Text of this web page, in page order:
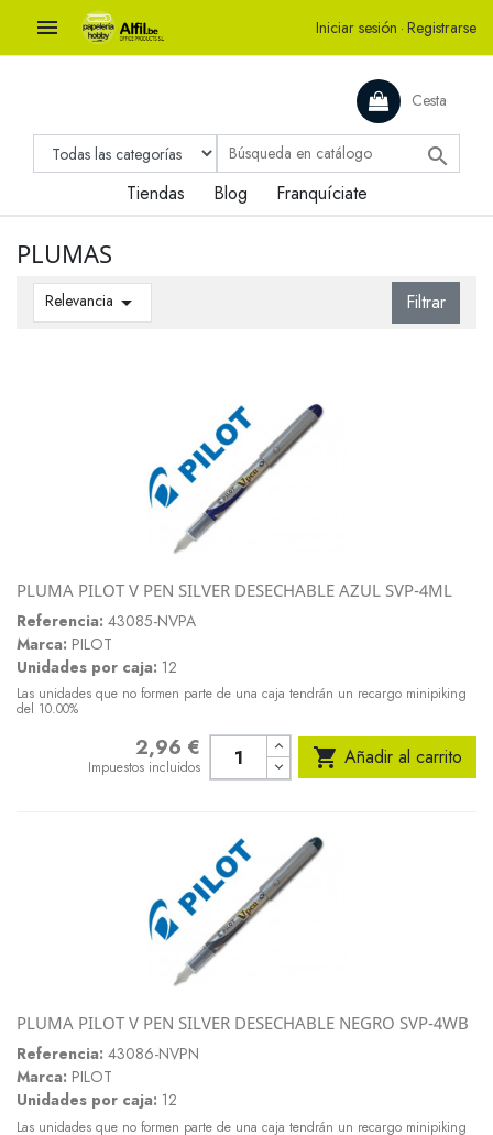
 Iniciar sesión · Registrarse
Cesta

Tiendas Blog Franquíciate
PLUMAS
Relevancia  Filtrar
PLUMA PILOT V PEN SILVER DESECHABLE AZUL SVP-4ML
Referencia: 43085-NVPA
Marca: PILOT
Unidades por caja: 12
Las unidades que no formen parte de una caja tendrán un recargo minipiking
del 10.00%
2,96 €
Impuestos incluidos  Añadir al carrito
PLUMA PILOT V PEN SILVER DESECHABLE NEGRO SVP-4WB
Referencia: 43086-NVPN
Marca: PILOT
Unidades por caja: 12
Las unidades que no formen parte de una caja tendrán un recargo minipiking